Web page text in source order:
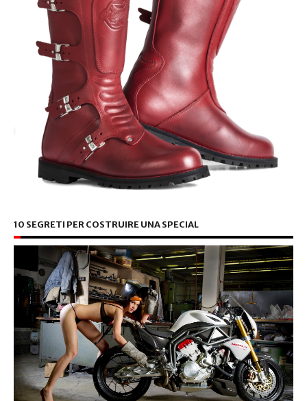
10 SEGRETI PER COSTRUIRE UNA SPECIAL